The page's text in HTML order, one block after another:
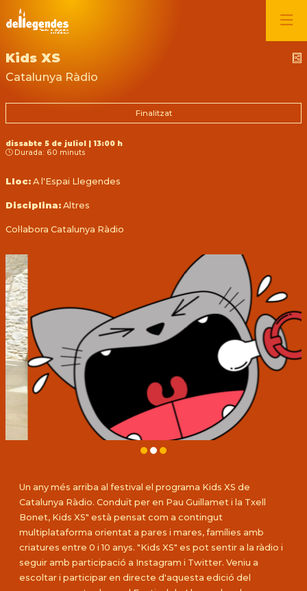
Kids XS
Catalunya Ràdio
Finalitzat
dissabte 5 de juliol | 13:00 h
Durada: 60 minuts
Lloc: A l'Espai Llegendes
Disciplina: Altres
Col·labora Catalunya Ràdio
Un any més arriba al festival el programa Kids XS de
Catalunya Ràdio. Conduït per en Pau Guillamet i la Txell
Bonet, Kids XS" està pensat com a contingut
multiplataforma orientat a pares i mares, famílies amb
criatures entre 0 i 10 anys. "Kids XS" es pot sentir a la ràdio i
seguir amb participació a Instagram i Twitter. Veniu a
escoltar i participar en directe d'aquesta edició del